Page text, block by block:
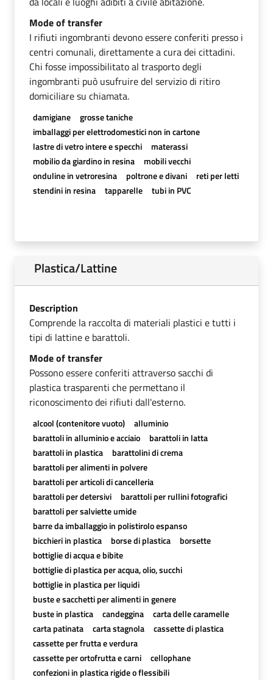
Mode of transfer
I rifiuti ingombranti devono essere conferiti presso i
centri comunali, direttamente a cura dei cittadini.
Chi fosse impossibilitato al trasporto degli
ingombranti può usufruire del servizio di ritiro
domiciliare su chiamata.
damigiane
grosse taniche
imballaggi per elettrodomestici non in cartone
lastre di vetro intere e specchi
materassi
mobilio da giardino in resina
mobili vecchi
onduline in vetroresina
poltrone e divani
reti per letti
stendini in resina
tapparelle tubi in PVC
Plastica/Lattine
Description
Comprende la raccolta di materiali plastici e tutti i
tipi di lattine e barattoli.
Mode of transfer
Possono essere conferiti attraverso sacchi di
plastica trasparenti che permettano il
riconoscimento dei rifiuti dall'esterno.
alcool (contenitore vuoto)
alluminio
barattoli in alluminio e acciaio
barattoli in latta
barattoli in plastica
barattolini di crema
barattoli per alimenti in polvere
barattoli per articoli di cancelleria
barattoli per detersivi
barattoli per rullini fotografici
barattoli per salviette umide
barre da imballaggio in polistirolo espanso
bicchieri in plastica
borse di plastica
borsette
bottiglie di acqua e bibite
bottiglie di plastica per acqua, olio, succhi
bottiglie in plastica per liquidi
buste e sacchetti per alimenti in genere
buste in plastica
candeggina
carta delle caramelle
carta patinata
carta stagnola
cassette di plastica
cassette per frutta e verdura
cassette per ortofrutta e carni
cellophane
confezioni in plastica rigide o flessibili